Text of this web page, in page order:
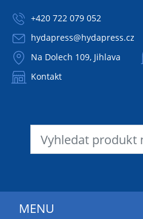
+420 722 079 052
hydapress@hydapress.cz
Na Dolech 109, Jihlava
Kontakt
MENU